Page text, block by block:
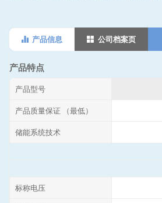
产品信息 公司档案页
产品特点
产品型号
产品质量保证 （最低）
储能系统技术
标称电压